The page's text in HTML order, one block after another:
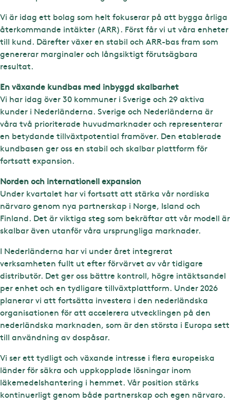
Vi är idag ett bolag som helt fokuserar på att bygga årliga
återkommande intäkter (ARR). Först får vi ut våra enheter
till kund. Därefter växer en stabil och ARR-bas fram som
genererar marginaler och långsiktigt förutsägbara
resultat.
En växande kundbas med inbyggd skalbarhet
Vi har idag över 30 kommuner i Sverige och 29 aktiva
kunder i Nederländerna. Sverige och Nederländerna är
våra två prioriterade huvudmarknader och representerar
en betydande tillväxtpotential framöver. Den etablerade
kundbasen ger oss en stabil och skalbar plattform för
fortsatt expansion.
Norden och internationell expansion
Under kvartalet har vi fortsatt att stärka vår nordiska
närvaro genom nya partnerskap i Norge, Island och
Finland. Det är viktiga steg som bekräftar att vår modell är
skalbar även utanför våra ursprungliga marknader.
I Nederländerna har vi under året integrerat
verksamheten fullt ut efter förvärvet av vår tidigare
distributör. Det ger oss bättre kontroll, högre intäktsandel
per enhet och en tydligare tillväxtplattform. Under 2026
planerar vi att fortsätta investera i den nederländska
organisationen för att accelerera utvecklingen på den
nederländska marknaden, som är den största i Europa sett
till användning av dospåsar.
Vi ser ett tydligt och växande intresse i flera europeiska
länder för säkra och uppkopplade lösningar inom
läkemedelshantering i hemmet. Vår position stärks
kontinuerligt genom både partnerskap och egen närvaro.